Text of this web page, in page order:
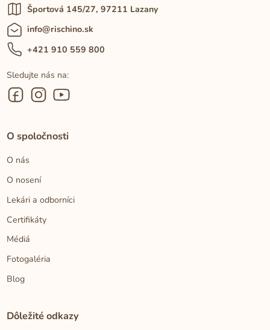
Športová 145/27, 97211 Lazany
info@rischino.sk
+421 910 559 800
Sledujte nás na:
O spoločnosti
O nás
O nosení
Lekári a odborníci
Certifikáty
Médiá
Fotogaléria
Blog
Dôležité odkazy